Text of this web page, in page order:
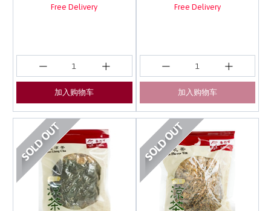
Free Delivery
加入购物车
Free Delivery
加入购物车